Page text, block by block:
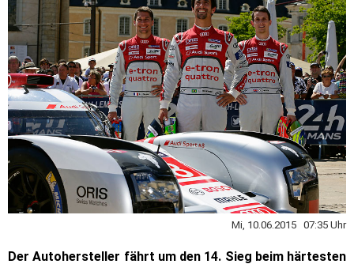
Mi, 10.06.2015 07:35 Uhr
Der Autohersteller fährt um den 14. Sieg beim härtesten